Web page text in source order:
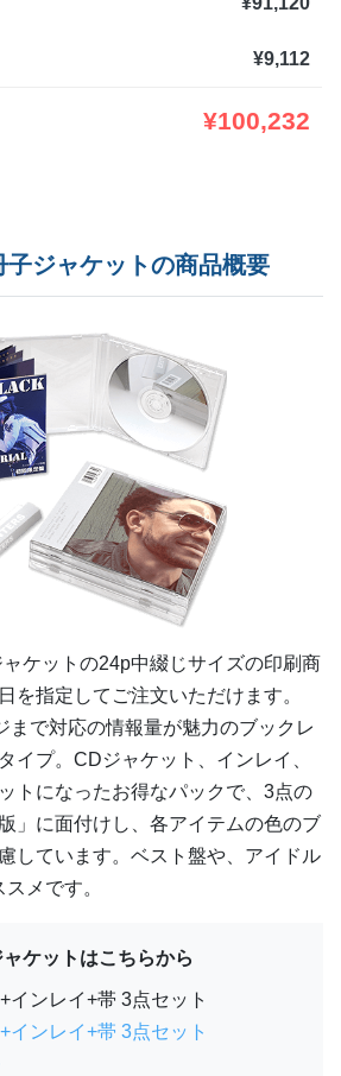
¥ 231,671
¥
¥ 496,870
¥9,112
¥100,232
子ジャケットの商品概要
ケットの24p中綴じサイズの印刷商
を指定してご注文いただけます。
まで対応の情報量が魅力のブックレ
イプ。CDジャケット、インレイ、
トになったお得なパックで、3点の
」に面付けし、各アイテムの色のブ
しています。ベスト盤や、アイドル
メです。
ケットはこちらから
インレイ+帯 3点セット
インレイ+帯 3点セット